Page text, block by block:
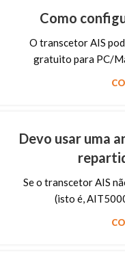
Como
O transcetor AIS
gratuito para PC/
Devo usar uma
Se o transcetor AIS
(isto é,